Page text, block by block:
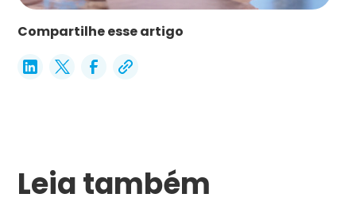
Compartilhe esse artigo
Leia também